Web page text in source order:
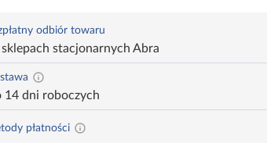
odbiór towaru
stacjonarnych Abra
14 dni roboczych
płatności